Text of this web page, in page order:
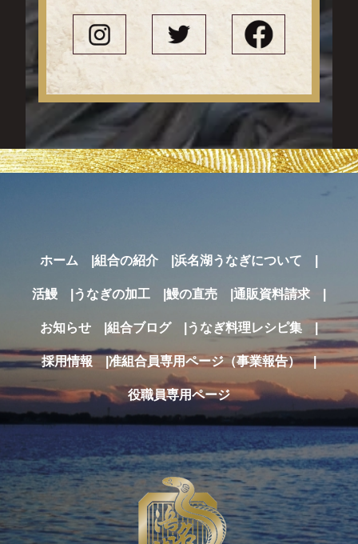
ホーム 組合の紹介 浜名湖うなぎについて
活鰻 うなぎの加工 鰻の直売 通販資料請求
お知らせ 組合ブログ うなぎ料理レシピ集
採用情報 准組合員専用ページ（事業報告）
役職員専用ページ